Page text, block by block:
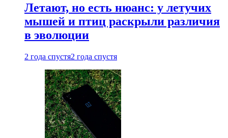
Летают, но есть нюанс: у летучих
мышей и птиц раскрыли различия
в эволюции
2 года спустя2 года спустя